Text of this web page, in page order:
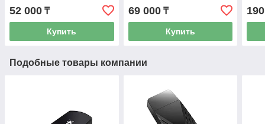
52 000 ₸
Купить
69 000₸
Купить
Подобные товары компании